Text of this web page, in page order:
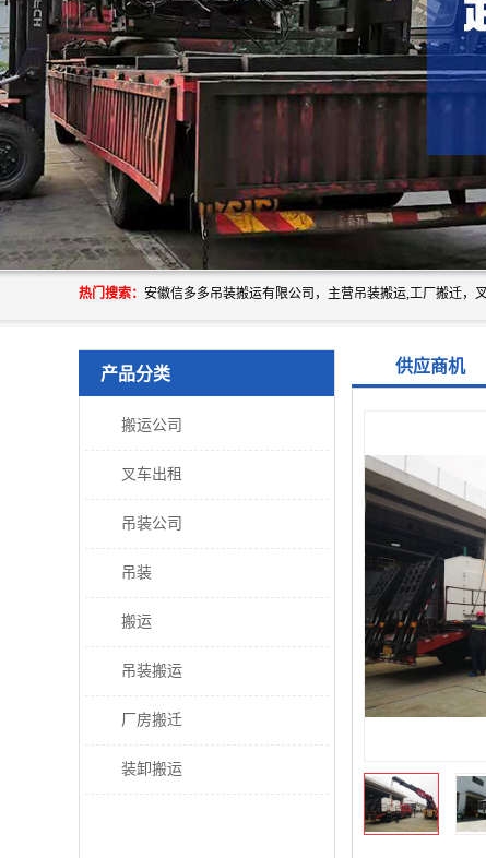
热门搜索：
产品分类
搬运公司
叉车出租
吊装公司
吊装
搬运
吊装搬运
厂房搬迁
装卸搬运
供应商机